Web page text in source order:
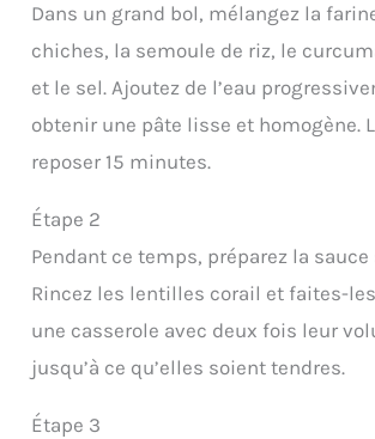
Dans un grand bol, mélangez la
chiches, la semoule de riz, le
et le sel. Ajoutez de l’eau
obtenir une pâte lisse et homogène.
reposer 15 minutes.
Étape 2
Pendant ce temps, préparez la sauce
Rincez les lentilles corail et faites-
une casserole avec deux fois leur
jusqu’à ce qu’elles soient tendres.
Étape 3